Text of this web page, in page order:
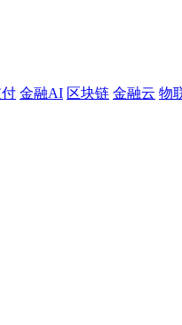
金融AI 区块链 金融云 物